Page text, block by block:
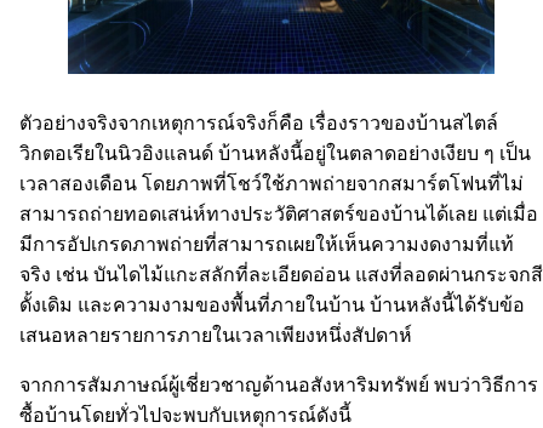
ตัวอย่างจริงจากเหตุการณ์จริงก็คือ เรื่องราวของบ้านสไตล์
วิกตอเรียในนิวอิงแลนด์ บ้านหลังนี้อยู่ในตลาดอย่างเงียบ ๆ เป็น
เวลาสองเดือน โดยภาพที่โชว์ใช้ภาพถ่ายจากสมาร์ตโฟนที่ไม่
สามารถถ่ายทอดเสน่ห์ทางประวัติศาสตร์ของบ้านได้เลย แต่เมื่อ
มีการอัปเกรดภาพถ่ายที่สามารถเผยให้เห็นความงดงามที่แท้
จริง เช่น บันไดไม้แกะสลักที่ละเอียดอ่อน แสงที่ลอดผ่านกระจกสี
ดั้งเดิม และความงามของพื้นที่ภายในบ้าน บ้านหลังนี้ได้รับข้อ
เสนอหลายรายการภายในเวลาเพียงหนึ่งสัปดาห์
จากการสัมภาษณ์ผู้เชี่ยวชาญด้านอสังหาริมทรัพย์ พบว่าวิธีการ
ซื้อบ้านโดยทั่วไปจะพบกับเหตุการณ์ดังนี้